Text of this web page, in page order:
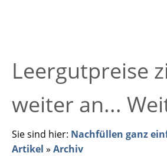
Leergutpreise
weiter an...
Sie sind hier: Nachfüllen ganz
Artikel » Archiv